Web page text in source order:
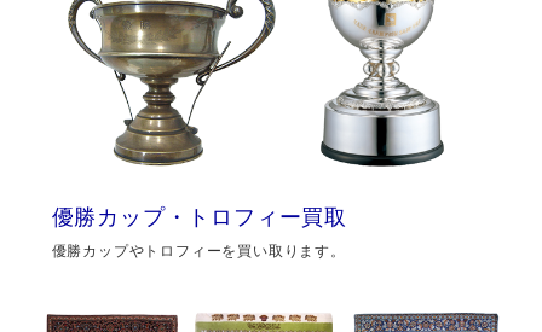
優勝カップ・トロフィー買取
優勝カップやトロフィーを買い取ります。